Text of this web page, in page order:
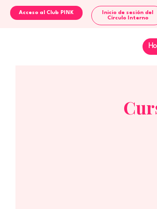
Inicio de sesión del
Círculo Interno